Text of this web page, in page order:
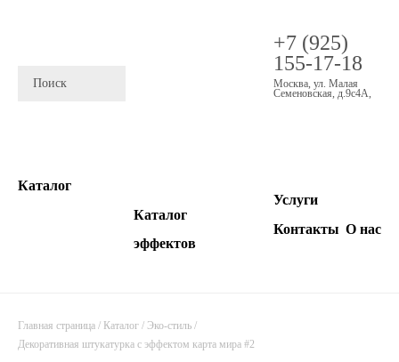
+7 (925)
155-17-18
Москва, ул. Малая
Семеновская, д.9с4А,
Каталог
Каталог
эффектов
Услуги
Контакты О нас
Главная страница / Каталог / Эко-стиль /
Декоративная штукатурка с эффектом карта мира #2